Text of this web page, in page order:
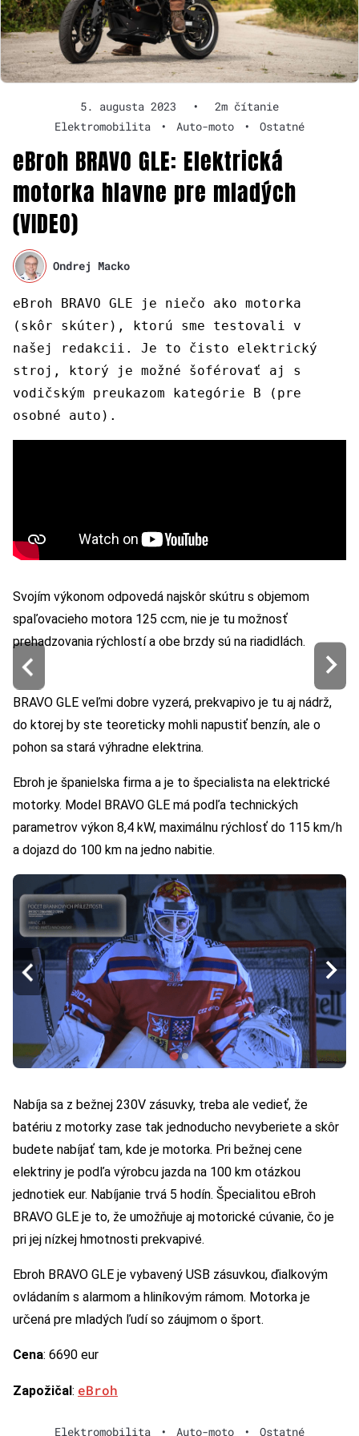
5. augusta 2023 •
2m čítanie
Elektromobilita
• Auto-moto • Ostatné
eBroh BRAVO GLE: Elektrická
motorka hlavne pre mladých
(VIDEO)
Ondrej Macko
eBroh BRAVO GLE je niečo ako motorka
(skôr skúter), ktorú sme testovali v
našej redakcii. Je to čisto elektrický
stroj, ktorý je možné šoférovať aj s
vodičským preukazom kategórie B (pre
osobné auto).
Svojím výkonom odpovedá najskôr skútru s objemom
spaľovacieho motora 125 ccm, nie je tu možnosť
prehadzovania rýchlostí a obe brzdy sú na riadidlách.
BRAVO GLE veľmi dobre vyzerá, prekvapivo je tu aj nádrž,
do ktorej by ste teoreticky mohli napustiť benzín, ale o
pohon sa stará výhradne elektrina.
Ebroh je španielska firma a je to špecialista na elektrické
motorky. Model BRAVO GLE má podľa technických
parametrov výkon 8,4 kW, maximálnu rýchlosť do 115 km/h
a dojazd do 100 km na jedno nabitie.
Nabíja sa z bežnej 230V zásuvky, treba ale vedieť, že
batériu z motorky zase tak jednoducho nevyberiete a skôr
budete nabíjať tam, kde je motorka. Pri bežnej cene
elektriny je podľa výrobcu jazda na 100 km otázkou
jednotiek eur. Nabíjanie trvá 5 hodín. Špecialitou eBroh
BRAVO GLE je to, že umožňuje aj motorické cúvanie, čo je
pri jej nízkej hmotnosti prekvapivé.
Ebroh BRAVO GLE je vybavený USB zásuvkou, ďialkovým
ovládaním s alarmom a hliníkovým rámom. Motorka je
určená pre mladých ľudí so záujmom o šport.
Cena: 6690 eur
Zapožičal: eBroh
Elektromobilita • Auto-moto • Ostatné